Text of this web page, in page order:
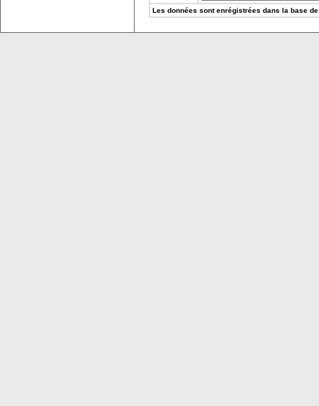
Les données sont enrégistrées dans la base